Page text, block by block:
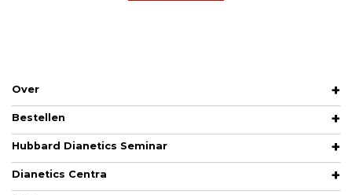
Over
Bestellen
Hubbard Dianetics Seminar
Dianetics Centra